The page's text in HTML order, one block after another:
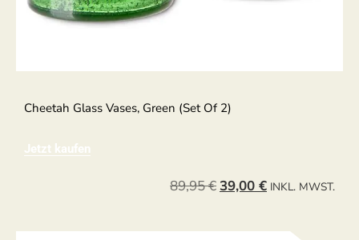
Cheetah Glass Vases, Green (set Of 2)
Jetzt kaufen
89,95€39,00 € INKL. MWST.